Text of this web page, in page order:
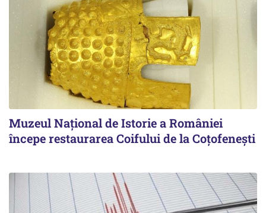
Muzeul Național de Istorie a României
începe restaurarea Coifului de la Coțofenești